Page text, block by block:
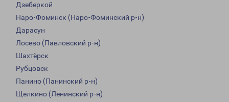
Дзеберкой
Наро-Фоминск (Наро-Фоминский р-н)
Дарасун
Лосево (Павловский р-н)
Шахтёрск
Рубцовск
Панино (Панинский р-н)
Щелкино (Ленинский р-н)